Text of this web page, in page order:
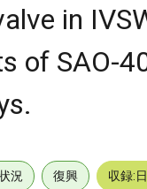
in
of SAO-
況 復興 収録: